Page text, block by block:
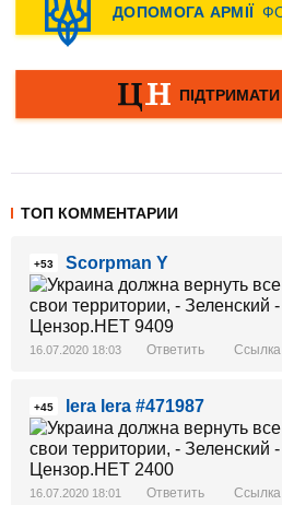
ТОП КОММЕНТАРИИ
+53 Scorpman Y
16.07.2020 18:03 Ответить Ссылка
+45 lera lera #471987
16.07.2020 18:01 Ответить Ссылка